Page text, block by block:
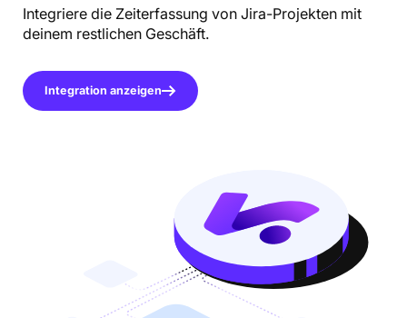
Integriere die Zeiterfassung von Jira-Projekten mit
deinem restlichen Geschäft.
Integration anzeigen